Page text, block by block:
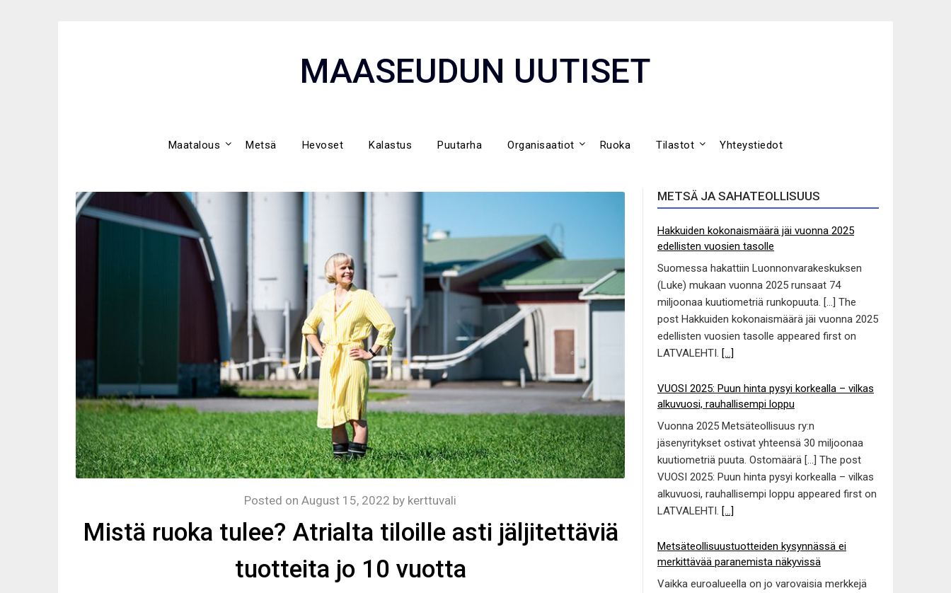
MAASEUDUN UUTISET
Maatalous Metsä Hevoset Kalastus Puutarha Organisaatiot Ruoka Tilastot Yhteystiedot
Mistä ruoka tulee? Atrialta tiloille asti jäljitettäviä
tuotteita jo 10 vuotta
Posted on August 15, 2022 by kerttuvali
METSÄ JA SAHATEOLLISUUS
Hakkuiden kokonaismäärä jäi vuonna 2025
edellisten vuosien tasolle
Suomessa hakattiin Luonnonvarakeskuksen
(Luke) mukaan vuonna 2025 runsaat 74
miljoonaa kuutiometriä runkopuuta. […] The
post Hakkuiden kokonaismäärä jäi vuonna 2025
edellisten vuosien tasolle appeared first on
LATVALEHTI. [...]
VUOSI 2025: Puun hinta pysyi korkealla – vilkas
alkuvuosi, rauhallisempi loppu
Vuonna 2025 Metsäteollisuus ry:n
jäsenyritykset ostivat yhteensä 30 miljoonaa
kuutiometriä puuta. Ostomäärä […] The post
VUOSI 2025: Puun hinta pysyi korkealla – vilkas
alkuvuosi, rauhallisempi loppu appeared first on
LATVALEHTI. [...]
Metsäteollisuustuotteiden kysynnässä ei
merkittävää paranemista näkyvissä
Vaikka euroalueella on jo varovaisia merkkejä